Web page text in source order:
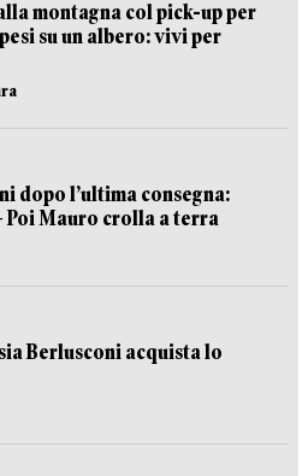
montagna col pick-up per
su un albero: vivi per
dopo l’ultima consegna:
Poi Mauro crolla a terra
Berlusconi acquista lo